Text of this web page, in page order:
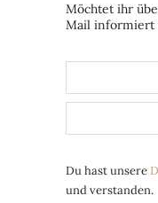
Möchtet ihr
Mail informiert
Du hast unsere
und verstanden.